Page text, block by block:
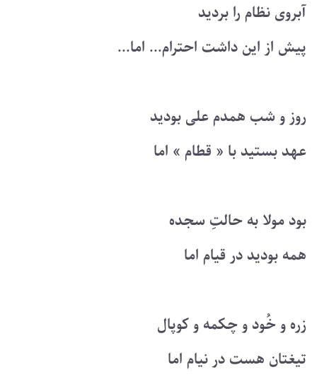
آبروی نظام را بردید
پیش از این داشت احترام... اما...
روز و شب همدم علی بودید
عهد بستید با « قطام » اما
بود مولا به حالتِ سجده
همه بودید در قیام اما
زره و خُود و چکمه و کوپال
تیغتان هست در نیام اما